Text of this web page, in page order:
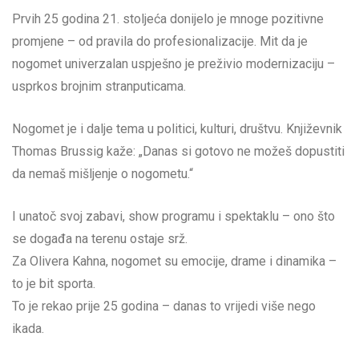
Prvih 25 godina 21. stoljeća donijelo je mnoge pozitivne
promjene – od pravila do profesionalizacije. Mit da je
nogomet univerzalan uspješno je preživio modernizaciju –
usprkos brojnim stranputicama.
Nogomet je i dalje tema u politici, kulturi, društvu. Književnik
Thomas Brussig kaže: „Danas si gotovo ne možeš dopustiti
da nemaš mišljenje o nogometu.“
I unatoč svoj zabavi, show programu i spektaklu – ono što
se događa na terenu ostaje srž.
Za Olivera Kahna, nogomet su emocije, drame i dinamika –
to je bit sporta.
To je rekao prije 25 godina – danas to vrijedi više nego
ikada.